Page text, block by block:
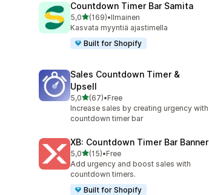
Countdown Timer Bar Samita
5,0/ 5 tähteä
(169)
169 arvostelua yhteensä
•Ilmainen
Kasvata myyntiä ajastimella
Built for Shopify
Sales Countdown Timer &
Upsell
5,0/ 5 tähteä
(67)
67 arvostelua yhteensä
•Free
Increase sales by creating urgency with
countdown timer bar
XB: Countdown Timer Bar Banner
5,0/ 5 tähteä
(15)
15 arvostelua yhteensä
•Free
Add urgency and boost sales with
countdown timers.
Built for Shopify